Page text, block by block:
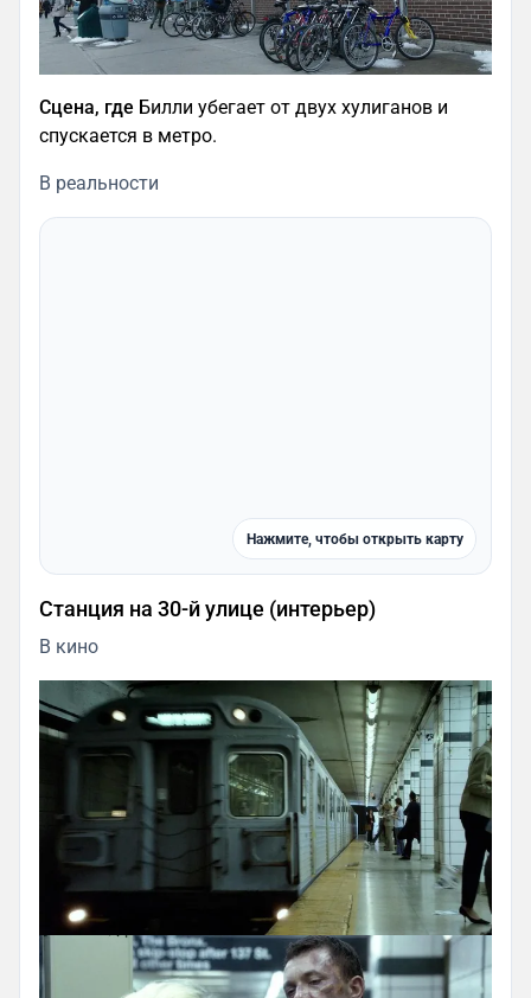
Сцена, где Билли убегает от двух хулиганов и
спускается в метро.
В реальности
Нажмите, чтобы открыть карту
Станция на 30-й улице (интерьер)
В кино